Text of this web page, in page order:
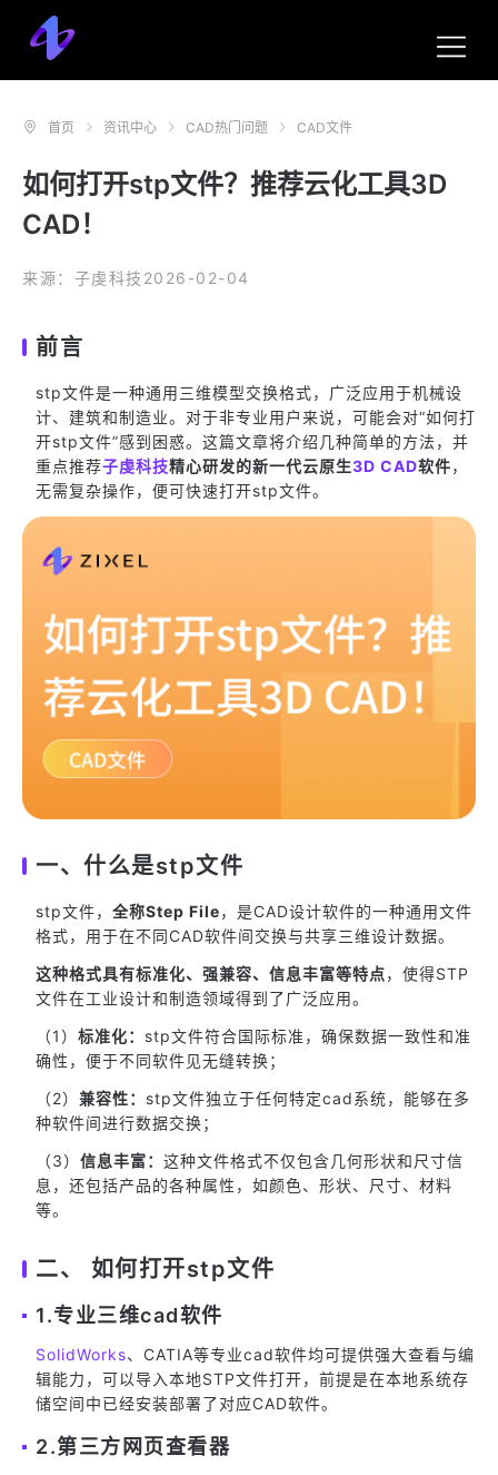
首页 资讯中心 CAD热门问题 CAD文件
如何打开stp文件？推荐云化工具3D
CAD！
来源：子虔科技 2026-02-04
前言
stp文件是一种通用三维模型交换格式，广泛应用于机械设
计、建筑和制造业。对于非专业用户来说，可能会对“如何打
开stp文件”感到困惑。这篇文章将介绍几种简单的方法，并
重点推荐子虔科技精心研发的新一代云原生3D CAD软件，
无需复杂操作，便可快速打开stp文件。
一、什么是stp文件
stp文件， 全称Step File，是CAD设计软件的一种通用文件
格式，用于在不同CAD软件间交换与共享三维设计数据。
这种格式具有标准化、强兼容、信息丰富等特点，使得STP
文件在工业设计和制造领域得到了广泛应用。
（1） 标准化： stp文件符合国际标准，确保数据一致性和准
确性，便于不同软件见无缝转换；
（2） 兼容性： stp文件独立于任何特定cad系统，能够在多
种软件间进行数据交换；
（3） 信息丰富： 这种文件格式不仅包含几何形状和尺寸信
息，还包括产品的各种属性，如颜色、形状、尺寸、材料
等。
二、 如何打开stp文件
1.专业三维cad软件
SolidWorks、CATIA等专业cad软件均可提供强大查看与编
辑能力，可以导入本地STP文件打开，前提是在本地系统存
储空间中已经安装部署了对应CAD软件。
2.第三方网页查看器